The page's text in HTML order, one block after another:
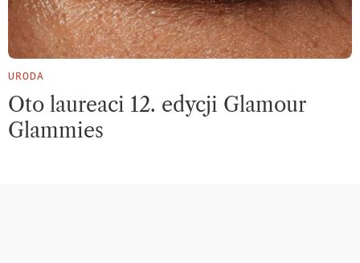
URODA
Oto laureaci 12. edycji Glamour
Glammies